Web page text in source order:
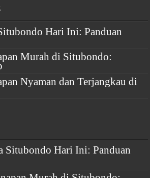
Hari Ini: Panduan
Murah di Situbondo:
Nyaman dan Terjangkau di
Situbondo Hari Ini: Panduan